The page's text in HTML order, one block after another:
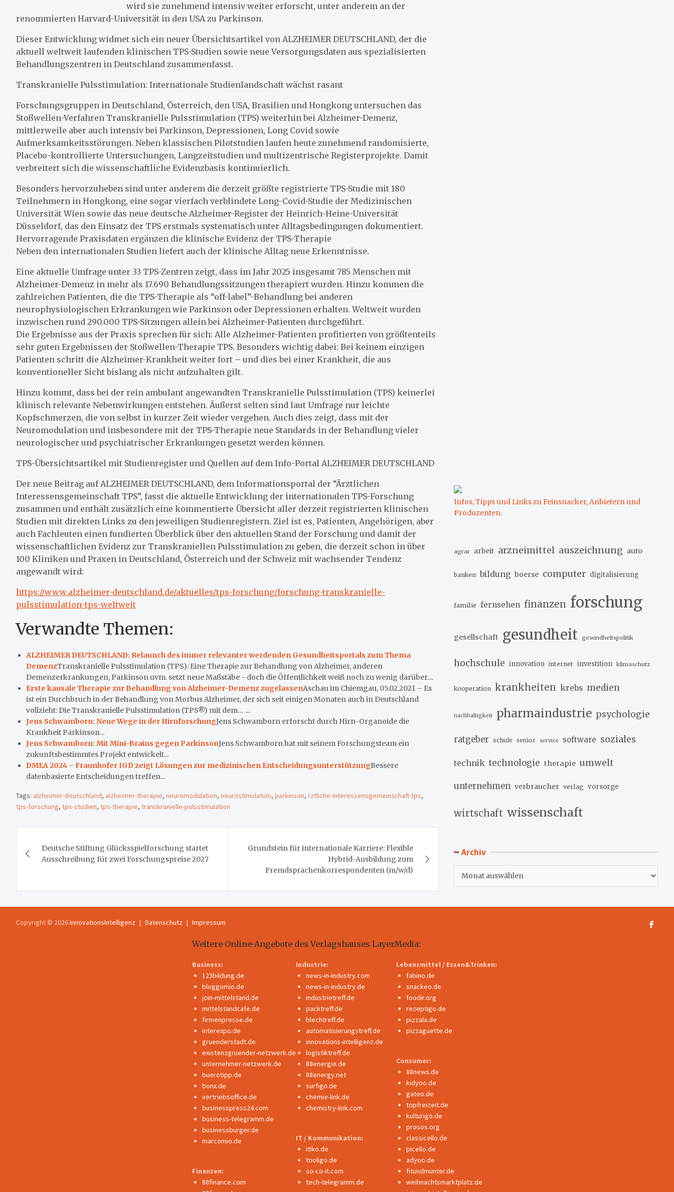
wird sie zunehmend intensiv weiter erforscht, unter anderem an der
renommierten Harvard-Universität in den USA zu Parkinson.
Dieser Entwicklung widmet sich ein neuer Übersichtsartikel von ALZHEIMER DEUTSCHLAND, der die
aktuell weltweit laufenden klinischen TPS-Studien sowie neue Versorgungsdaten aus spezialisierten
Behandlungszentren in Deutschland zusammenfasst.
Transkranielle Pulsstimulation: Internationale Studienlandschaft wächst rasant
Forschungsgruppen in Deutschland, Österreich, den USA, Brasilien und Hongkong untersuchen das
Stoßwellen-Verfahren Transkranielle Pulsstimulation (TPS) weiterhin bei Alzheimer-Demenz,
mittlerweile aber auch intensiv bei Parkinson, Depressionen, Long Covid sowie
Aufmerksamkeitsstörungen. Neben klassischen Pilotstudien laufen heute zunehmend randomisierte,
Placebo-kontrollierte Untersuchungen, Langzeitstudien und multizentrische Registerprojekte. Damit
verbreitert sich die wissenschaftliche Evidenzbasis kontinuierlich.
Besonders hervorzuheben sind unter anderem die derzeit größte registrierte TPS-Studie mit 180
Teilnehmern in Hongkong, eine sogar vierfach verblindete Long-Covid-Studie der Medizinischen
Universität Wien sowie das neue deutsche Alzheimer-Register der Heinrich-Heine-Universität
Düsseldorf, das den Einsatz der TPS erstmals systematisch unter Alltagsbedingungen dokumentiert.
Hervorragende Praxisdaten ergänzen die klinische Evidenz der TPS-Therapie
Neben den internationalen Studien liefert auch der klinische Alltag neue Erkenntnisse.
Eine aktuelle Umfrage unter 33 TPS-Zentren zeigt, dass im Jahr 2025 insgesamt 785 Menschen mit
Alzheimer-Demenz in mehr als 17.690 Behandlungssitzungen therapiert wurden. Hinzu kommen die
zahlreichen Patienten, die die TPS-Therapie als “off-label”-Behandlung bei anderen
neurophysiologischen Erkrankungen wie Parkinson oder Depressionen erhalten. Weltweit wurden
inzwischen rund 290.000 TPS-Sitzungen allein bei Alzheimer-Patienten durchgeführt.
Die Ergebnisse aus der Praxis sprechen für sich: Alle Alzheimer-Patienten profitierten von größtenteils
sehr guten Ergebnissen der Stoßwellen-Therapie TPS. Besonders wichtig dabei: Bei keinem einzigen
Patienten schritt die Alzheimer-Krankheit weiter fort – und dies bei einer Krankheit, die aus
konventioneller Sicht bislang als nicht aufzuhalten gilt.
Hinzu kommt, dass bei der rein ambulant angewandten Transkranielle Pulsstimulation (TPS) keinerlei
klinisch relevante Nebenwirkungen entstehen. Äußerst selten sind laut Umfrage nur leichte
Kopfschmerzen, die von selbst in kurzer Zeit wieder vergehen. Auch dies zeigt, dass mit der
Neuromodulation und insbesondere mit der TPS-Therapie neue Standards in der Behandlung vieler
neurologischer und psychiatrischer Erkrankungen gesetzt werden können.
TPS-Übersichtsartikel mit Studienregister und Quellen auf dem Info-Portal ALZHEIMER DEUTSCHLAND
Der neue Beitrag auf ALZHEIMER DEUTSCHLAND, dem Informationsportal der “Ärztlichen
Interessensgemeinschaft TPS”, fasst die aktuelle Entwicklung der internationalen TPS-Forschung
zusammen und enthält zusätzlich eine kommentierte Übersicht aller derzeit registrierten klinischen
Studien mit direkten Links zu den jeweiligen Studienregistern. Ziel ist es, Patienten, Angehörigen, aber
auch Fachleuten einen fundierten Überblick über den aktuellen Stand der Forschung und damit der
wissenschaftlichen Evidenz zur Transkraniellen Pulsstimulation zu geben, die derzeit schon in über
100 Kliniken und Praxen in Deutschland, Österreich und der Schweiz mit wachsender Tendenz
angewandt wird:
https://www.alzheimer-deutschland.de/aktuelles/tps-forschung/forschung-transkranielle-
pulsstimulation-tps-weltweit
Verwandte Themen:
ALZHEIMER DEUTSCHLAND: Relaunch des immer relevanter werdenden Gesundheitsportals zum Thema
DemenzTranskranielle Pulsstimulation (TPS): Eine Therapie zur Behandlung von Alzheimer, anderen
Demenzerkrankungen, Parkinson uvm. setzt neue Maßstäbe - doch die Öffentlichkeit weiß noch zu wenig darüber....
Erste kausale Therapie zur Behandlung von Alzheimer-Demenz zugelassenAschau im Chiemgau, 05.02.2021 – Es
ist ein Durchbruch in der Behandlung von Morbus Alzheimer, der sich seit einigen Monaten auch in Deutschland
vollzieht: Die Transkranielle Pulsstimulation (TPS®) mit dem… ...
Jens Schwamborn: Neue Wege in der HirnforschungJens Schwamborn erforscht durch Hirn-Organoide die
Krankheit Parkinson...
Jens Schwamborn: Mit Mini-Brains gegen ParkinsonJens Schwamborn hat mit seinem Forschungsteam ein
zukunftsbestimmtes Projekt entwickelt...
DMEA 2024 – Fraunhofer IGD zeigt Lösungen zur medizinischen EntscheidungsunterstützungBessere
datenbasierte Entscheidungen treffen...
Tags: alzheimer-deutschland, alzheimer-therapie, neuromodulation, neurostimulation, parkinson, rztliche-interessensgemeinschaft-tps,
tps-forschung, tps-studien, tps-therapie, transkranielle-pulsstimulation
Deutsche Stiftung Glücksspielforschung startet
Ausschreibung für zwei Forschungspreise 2027
Grundstein für internationale Karriere: Flexible
Hybrid-Ausbildung zum
Fremdsprachenkorrespondenten (m/w/d)
Infos, Tipps und Links zu Feinsnacker, Anbietern und
Produzenten.
agrar arbeit arzneimittel auszeichnung auto
banken bildung boerse computer digitalisierung
familie fernsehen finanzen forschung
gesellschaft gesundheit gesundheitspolitik
hochschule innovation internet investition klimaschutz
kooperation krankheiten krebs medien
nachhaltigkeit pharmaindustrie psychologie
ratgeber schule senior service software soziales
technik technologie therapie umwelt
unternehmen verbraucher verlag vorsorge
wirtschaft wissenschaft
Archiv
Copyright © 2026InnovationsIntelligenz Datenschutz Impressum
Weitere Online-Angebote des Verlagshauses LayerMedia:
Business:
123bildung.de
bloggomio.de
join-mittelstand.de
mittelstandcafe.de
firmenpresse.de
interexpo.de
gruenderstadt.de
existenzgruender-netzwerk.de
unternehmer-netzwerk.de
buerotipp.de
bonx.de
vertriebsoffice.de
businesspress24.com
business-telegramm.de
businessburger.de
marcomio.de
Finanzen:
88finance.com
Industrie:
news-in-industry.com
news-in-industry.de
industrietreff.de
packtreff.de
blechtreff.de
automatisierungstreff.de
innovations-intelligenz.de
logistiktreff.de
88energie.de
88energy.net
surfigo.de
chemie-link.de
chemistry-link.com
IT / Kommunikation:
itiko.de
tooligo.de
so-co-it.com
tech-telegramm.de
Lebensmittel / Essen&Trinken:
fabino.de
snackeo.de
foodir.org
rezeptigo.de
pizzala.de
pizzaguette.de
Consumer:
88news.de
kidyoo.de
gateo.de
topfreizeit.de
kulturigo.de
prosos.org
classicello.de
picello.de
adyoo.de
fitundmunter.de
weihnachtsmarktplatz.de